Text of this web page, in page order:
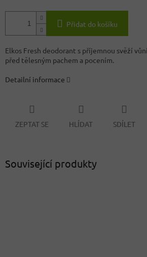
Přidat do košíku
Elkos Fresh deodorant s příjemnou svěží
před tělesným pachem a pocením.
Detailní informace
ZEPTAT SE HLÍDAT SDÍLET
Související produkty